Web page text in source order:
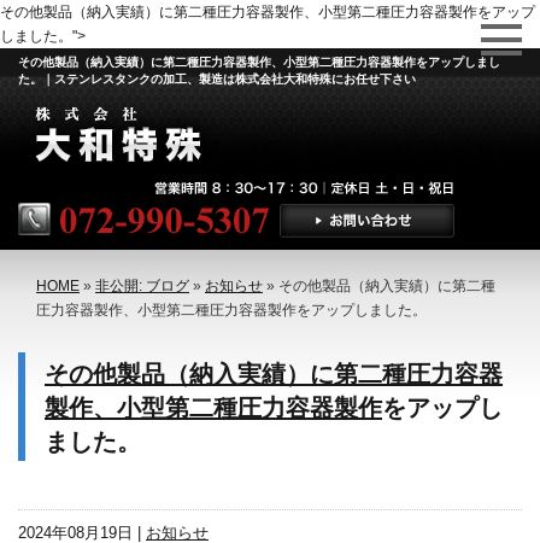
その他製品（納入実績）に第二種圧力容器製作、小型第二種圧力容器製作をアップ
しました。">
その他製品（納入実績）に第二種圧力容器製作、小型第二種圧力容器製作をアップしまし
た。｜ステンレスタンクの加工、製造は株式会社大和特殊にお任せ下さい
HOME » 非公開: ブログ » お知らせ » その他製品（納入実績）に第二種
圧力容器製作、小型第二種圧力容器製作をアップしました。
その他製品（納入実績）に第二種圧力容器
製作、小型第二種圧力容器製作をアップし
ました。
2024年08月19日 | お知らせ